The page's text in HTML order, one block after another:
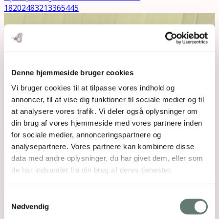
Denne hjemmeside bruger cookies
Vi bruger cookies til at tilpasse vores indhold og
annoncer, til at vise dig funktioner til sociale medier og til
at analysere vores trafik. Vi deler også oplysninger om
din brug af vores hjemmeside med vores partnere inden
for sociale medier, annonceringspartnere og
analysepartnere. Vores partnere kan kombinere disse
data med andre oplysninger, du har givet dem, eller som
de har indsamlet fra din brug af deres tjenester.
Nødvendig
18202483213365445